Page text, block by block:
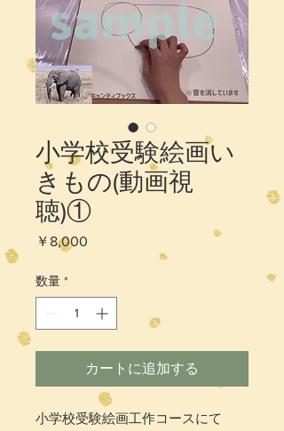
小学校受験絵画い
きもの(動画視
聴)①
￥8,000
数量 *
カートに追加する
小学校受験絵画工作コースにて